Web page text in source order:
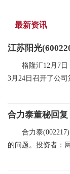
最新资讯
格隆汇12月7
3月24日召开了公
合力泰
的问题。投资者：